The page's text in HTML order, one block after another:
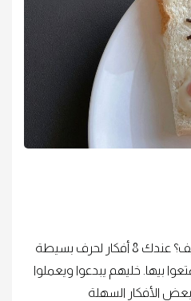
عايز تشغل الأطفال في الصيف؟ عندك 8 أفكار لحرف بسيطة
بيها. خليهم يبدعوا ويعملوا
الأفكار السهلة